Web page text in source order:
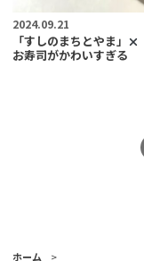
2024.09.21
「すしのまちとやま」
お寿司がかわいすぎる
ホーム